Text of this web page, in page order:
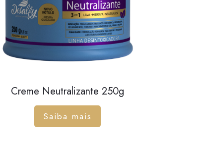
Creme Neutralizante 250g
Saiba mais